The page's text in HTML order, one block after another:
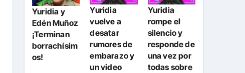
Yuridia y
Edén Muñoz
¡Terminan
borrachísim
os!
Yuridia
vuelve a
desatar
rumores de
embarazo y
un video
Yuridia
rompe el
silencio y
responde de
una vez por
todas sobre